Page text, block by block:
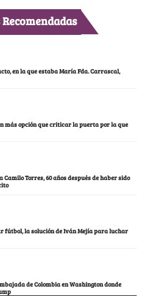
en la que estaba María Fda. Carrascal,
más opción que criticar la puerta por la que
Torres, 60 años después de haber sido
fútbol, la solución de Iván Mejía para luchar
de Colombia en Washington donde